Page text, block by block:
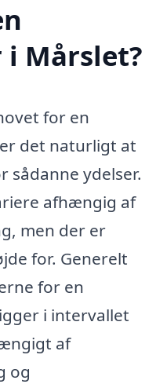
Mårslet?
for en
det naturligt at
sådanne ydelser.
afhængig af
men der er
for. Generelt
for en
i intervallet
af
og